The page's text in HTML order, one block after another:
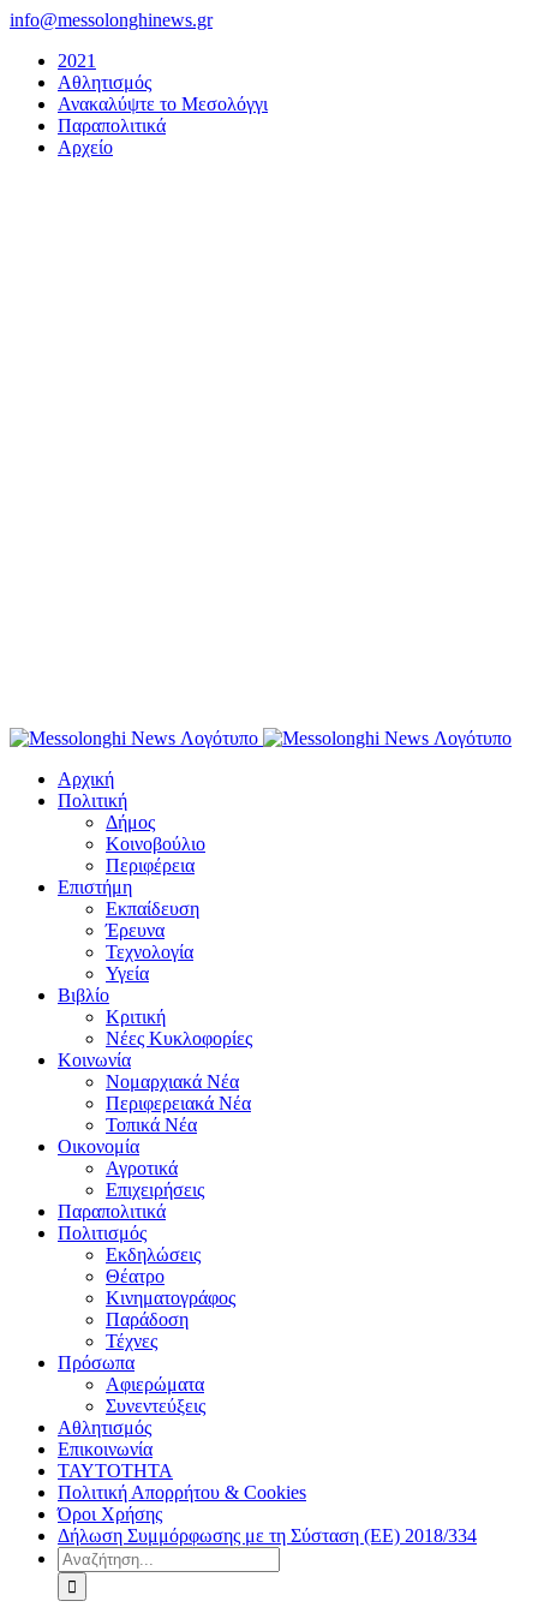
Μετάβαση
περιεχόμενο
info@messolonghinews.gr
2021
Αθλητισμός
Ανακαλύψτε το Μεσολόγγι
Παραπολιτικά
Αρχείο
Αρχική
Πολιτική
Δήμος
Κοινοβούλιο
Περιφέρεια
Επιστήμη
Εκπαίδευση
Έρευνα
Τεχνολογία
Υγεία
Βιβλίο
Κριτική
Νέες Κυκλοφορίες
Κοινωνία
Νομαρχιακά Νέα
Περιφερειακά Νέα
Τοπικά Νέα
Οικονομία
Αγροτικά
Επιχειρήσεις
Παραπολιτικά
Πολιτισμός
Εκδηλώσεις
Θέατρο
Κινηματογράφος
Παράδοση
Τέχνες
Πρόσωπα
Αφιερώματα
Συνεντεύξεις
Αθλητισμός
Επικοινωνία
ΤΑΥΤΟΤΗΤΑ
Πολιτική Απορρήτου & Cookies
Όροι Χρήσης
Δήλωση Συμμόρφωσης με τη Σύσταση (ΕΕ) 2018/334
Αναζήτηση
για: